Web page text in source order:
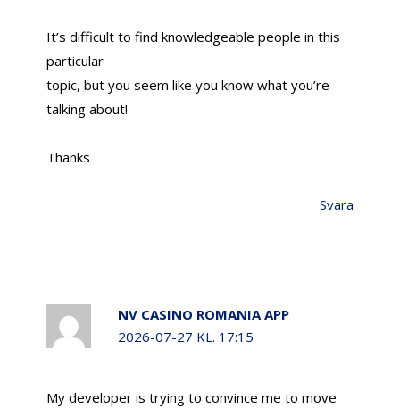
It’s difficult to find knowledgeable people in this
particular
topic, but you seem like you know what you’re
talking about!
Thanks
Svara
NV CASINO ROMANIA APP
2026-07-27 KL. 17:15
My developer is trying to convince me to move